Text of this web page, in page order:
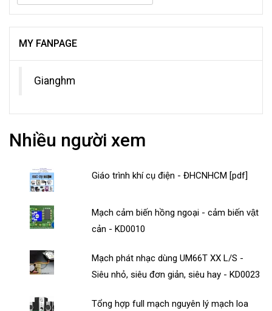
MY FANPAGE
Gianghm
Nhiều người xem
Giáo trình khí cụ điện - ĐHCNHCM [pdf]
Mạch cảm biến hồng ngoại - cảm biến vật
cản - KD0010
Mạch phát nhạc dùng UM66T XX L/S -
Siêu nhỏ, siêu đơn giản, siêu hay - KD0023
Tổng hợp full mạch nguyên lý mạch loa